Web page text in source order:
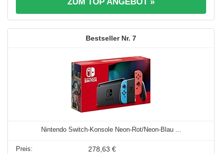
7
Nintendo Switch-Konsole Neon-Rot/Neon-Blau ...
278,63 €